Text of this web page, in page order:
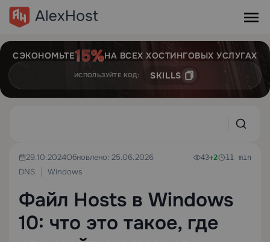
СЭКОНОМЬТЕ НА ВСЕХ ХОСТИНГОВЫХ УСЛУГАХ
ИСПОЛЬЗУЙТЕ КОД: SKILLS
29.10.2024Обновлено: 25.06.2026
DNS
Windows
43+2 11 min
Файл Hosts в Windows
10: что это такое, где